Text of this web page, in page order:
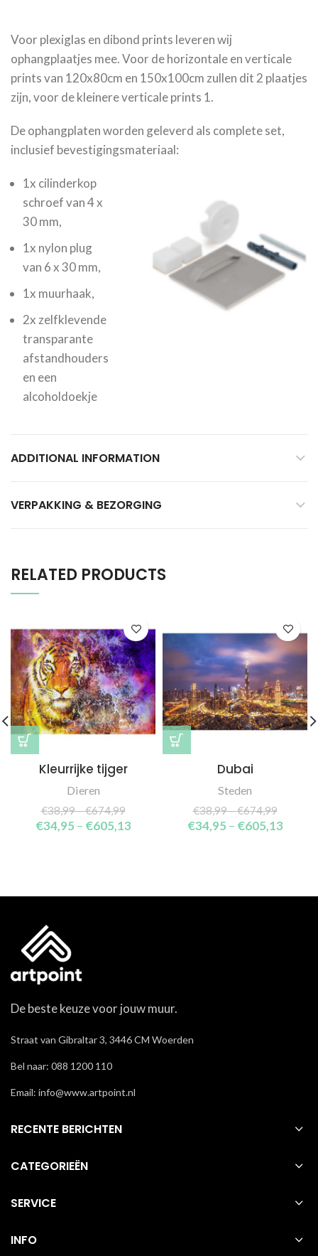
Voor plexiglas en dibond prints leveren wij
ophangplaatjes mee. Voor de horizontale en verticale
prints van 120x80cm en 150x100cm zullen dit 2 plaatjes
zijn, voor de kleinere verticale prints 1.
De ophangplaten worden geleverd als complete set,
inclusief bevestigingsmateriaal:
1x cilinderkop
schroef van 4 x
30 mm,
1x nylon plug
van 6 x 30 mm,
1x muurhaak,
2x zelfklevende
transparante
afstandhouders
en een
alcoholdoekje
ADDITIONAL INFORMATION
VERPAKKING & BEZORGING
RELATED PRODUCTS
Kleurrijke tijger
Dieren
€38,99–€674,99
€34,95 – €605,13
Dubai
Steden
€38,99–€674,99
€34,95 – €605,13
De beste keuze voor jouw muur.
Straat van Gibraltar 3, 3446 CM Woerden
Bel naar: 088 1200 110
Email: info@www.artpoint.nl
RECENTE BERICHTEN
CATEGORIEËN
SERVICE
INFO